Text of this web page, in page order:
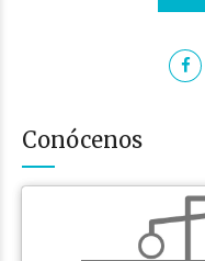
Conócenos